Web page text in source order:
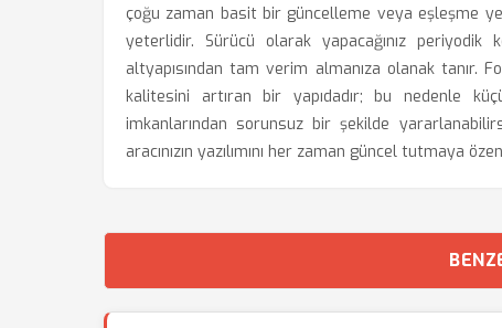
çoğu zaman basit bir güncelleme veya eşleşme
yeterlidir. Sürücü olarak yapacağınız periyodik
altyapısından tam verim almanıza olanak
kalitesini artıran bir yapıdadır; bu nedenle
imkanlarından sorunsuz bir şekilde
aracınızın yazılımını her zaman güncel tutmaya